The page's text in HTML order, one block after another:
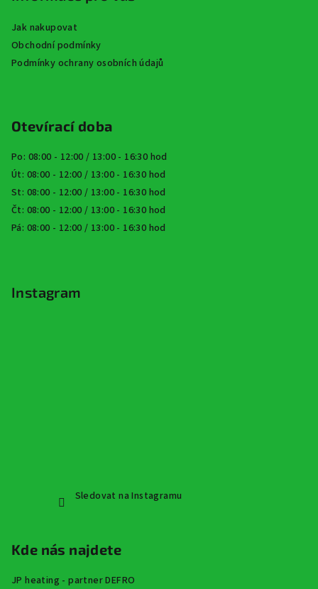
Jak nakupovat
Obchodní podmínky
Podmínky ochrany osobních údajů
Otevírací doba
Po: 08:00 - 12:00 / 13:00 - 16:30 hod
Út: 08:00 - 12:00 / 13:00 - 16:30 hod
St: 08:00 - 12:00 / 13:00 - 16:30 hod
Čt: 08:00 - 12:00 / 13:00 - 16:30 hod
Pá: 08:00 - 12:00 / 13:00 - 16:30 hod
Instagram
Sledovat na Instagramu
Kde nás najdete
JP heating - partner DEFRO